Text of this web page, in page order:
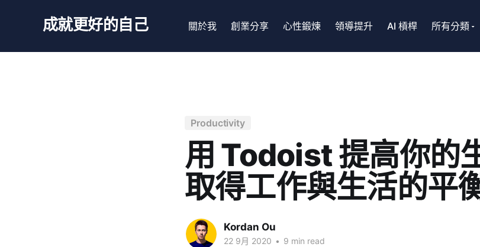
成就更好的自己 關於我 創業分享 心性鍛煉 領導提升 AI 槓桿 所有分類
Productivity
用 Todoist 提高你的
取得工作與生活的平
Kordan Ou
22 9月 2020 • 9 min read